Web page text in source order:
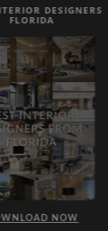
DESIGNERS
NOW